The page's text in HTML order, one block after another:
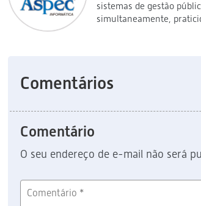
sistemas de gestão
simultaneamente,
Comentários
Comentário
O seu endereço de e-mail não será